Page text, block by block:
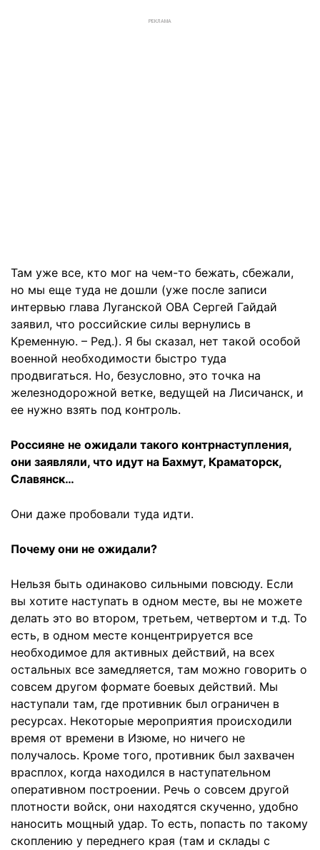
РЕКЛАМА
Там уже все, кто мог на чем-то бежать, сбежали,
но мы еще туда не дошли (уже после записи
интервью глава Луганской ОВА Сергей Гайдай
заявил, что российские силы вернулись в
Кременную. – Ред.). Я бы сказал, нет такой особой
военной необходимости быстро туда
продвигаться. Но, безусловно, это точка на
железнодорожной ветке, ведущей на Лисичанск, и
ее нужно взять под контроль.
Россияне не ожидали такого контрнаступления,
они заявляли, что идут на Бахмут, Краматорск,
Славянск…
Они даже пробовали туда идти.
Почему они не ожидали?
Нельзя быть одинаково сильными повсюду. Если
вы хотите наступать в одном месте, вы не можете
делать это во втором, третьем, четвертом и т.д. То
есть, в одном месте концентрируется все
необходимое для активных действий, на всех
остальных все замедляется, там можно говорить о
совсем другом формате боевых действий. Мы
наступали там, где противник был ограничен в
ресурсах. Некоторые мероприятия происходили
время от времени в Изюме, но ничего не
получалось. Кроме того, противник был захвачен
врасплох, когда находился в наступательном
оперативном построении. Речь о совсем другой
плотности войск, они находятся скученно, удобно
наносить мощный удар. То есть, попасть по такому
скоплению у переднего края (там и склады с